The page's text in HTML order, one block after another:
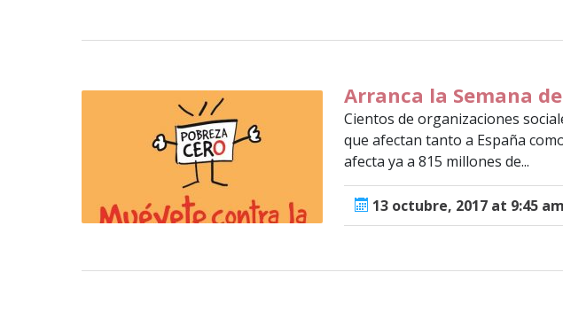
Arranca la Semana
Cientos de organizaciones
que afectan tanto a España
afecta ya a 815 millones de...
13 octubre, 2017 at 9:45 am